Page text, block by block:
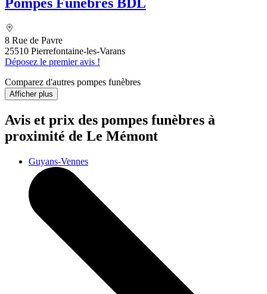
8 Rue de Pavre
25510 Pierrefontaine-les-Varans
Déposez le premier avis !
Comparez d'autres pompes funèbres
Afficher plus
Avis et prix des pompes funèbres à
proximité de Le Mémont
Guyans-Vennes